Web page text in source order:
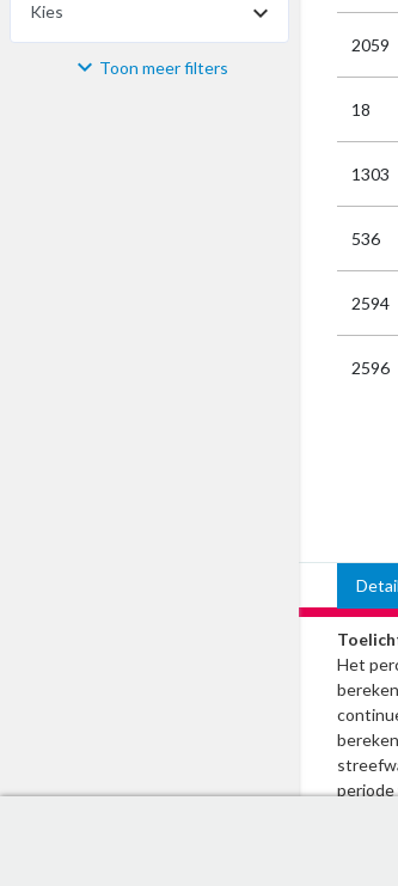
Kies
Materiaal Toon meer filters
2059
18
1303
536
2594
2596
Het
periode